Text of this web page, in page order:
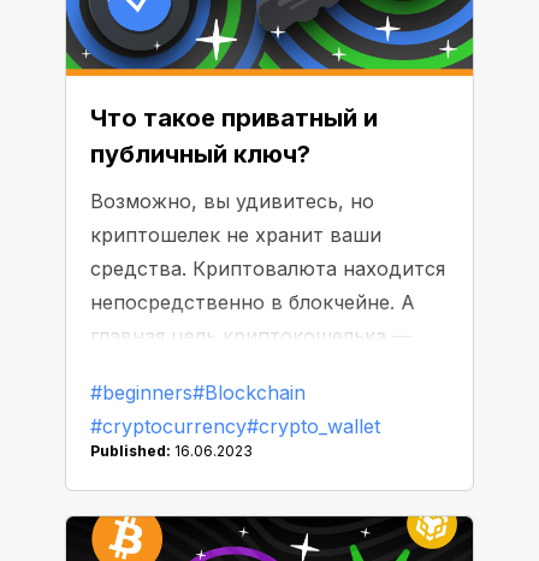
Что такое приватный и
публичный ключ?
Возможно, вы удивитесь, но
криптошелек не хранит ваши
средства. Криптовалюта находится
непосредственно в блокчейне. А
главная цель криптокошелька —
ваших приватных ключей. Какие
«двери» открывают эти ключи и
#beginners#Blockchain
#cryptocurrency#crypto_wallet
Published: 16.06.2023